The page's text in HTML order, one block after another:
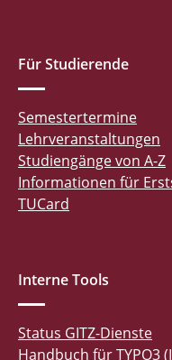
Für Studierende
Semestertermine
Lehrveranstaltungen
Studiengänge von A-Z
Informationen für
TUCard
Interne Tools
Status GITZ-Dienste
Handbuch für TYPO3